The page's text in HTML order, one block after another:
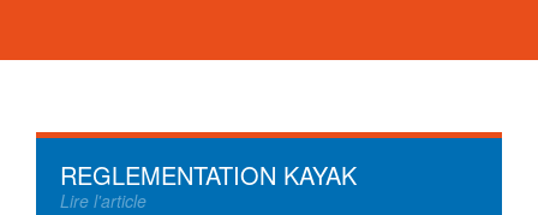
REGLEMENTATION KAYAK
Lire l'article